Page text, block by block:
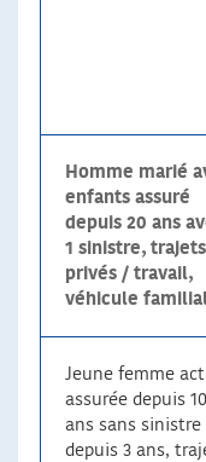
Homme marié
enfants assuré
depuis 20 ans
1 sinistre, trajets
privés / travail,
véhicule
Jeune femme
assurée depuis 10
ans sans sinistre
depuis 3 ans,